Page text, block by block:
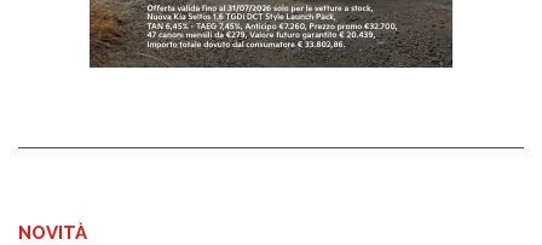
NOVITÀ